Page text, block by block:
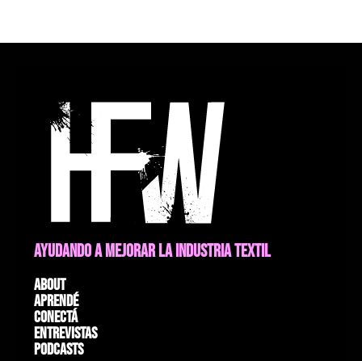
AYUDANDO A MEJORAR LA INDUSTRIA TEXTIL
About
Aprendé
Conectá
Entrevistas
Podcasts